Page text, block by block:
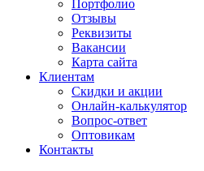
Портфолио
Отзывы
Реквизиты
Вакансии
Карта сайта
Клиентам
Скидки и акции
Онлайн-калькулятор
Вопрос-ответ
Оптовикам
Контакты